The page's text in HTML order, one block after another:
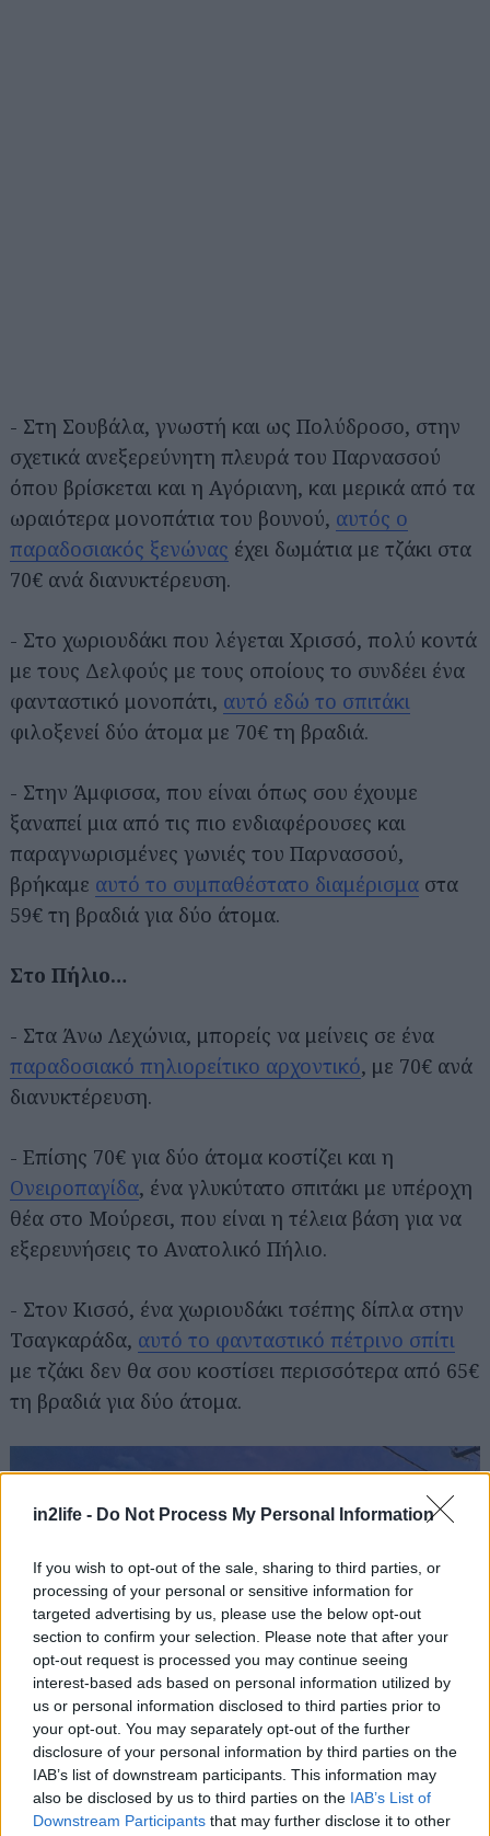
in2life - Do Not Process My Personal Information
If you wish to opt-out of the sale, sharing to third parties, or
processing of your personal or sensitive information for
targeted advertising by us, please use the below opt-out
section to confirm your selection. Please note that after your
opt-out request is processed you may continue seeing
interest-based ads based on personal information utilized by
us or personal information disclosed to third parties prior to
your opt-out. You may separately opt-out of the further
disclosure of your personal information by third parties on the
IAB’s list of downstream participants. This information may
also be disclosed by us to third parties on the IAB’s List of
Downstream Participants that may further disclose it to other
- Στη Σουβάλα, γνωστή και ως Πολύδροσο, στην
σχετικά ανεξερεύνητη πλευρά του Παρνασσού
όπου βρίσκεται και η Αγόριανη, και μερικά από τα
ωραιότερα μονοπάτια του βουνού, αυτός ο
παραδοσιακός ξενώνας έχει δωμάτια με τζάκι στα
70€ ανά διανυκτέρευση.
- Στο χωριουδάκι που λέγεται Χρισσό, πολύ κοντά
με τους Δελφούς με τους οποίους το συνδέει ένα
φανταστικό μονοπάτι, αυτό εδώ το σπιτάκι
φιλοξενεί δύο άτομα με 70€ τη βραδιά.
- Στην Άμφισσα, που είναι όπως σου έχουμε
ξαναπεί μια από τις πιο ενδιαφέρουσες και
παραγνωρισμένες γωνιές του Παρνασσού,
βρήκαμε αυτό το συμπαθέστατο διαμέρισμα στα
59€ τη βραδιά για δύο άτομα.
Στο Πήλιο…
- Στα Άνω Λεχώνια, μπορείς να μείνεις σε ένα
παραδοσιακό πηλιορείτικο αρχοντικό, με 70€ ανά
διανυκτέρευση.
- Επίσης 70€ για δύο άτομα κοστίζει και η
Ονειροπαγίδα, ένα γλυκύτατο σπιτάκι με υπέροχη
θέα στο Μούρεσι, που είναι η τέλεια βάση για να
εξερευνήσεις το Ανατολικό Πήλιο.
- Στον Κισσό, ένα χωριουδάκι τσέπης δίπλα στην
Τσαγκαράδα, αυτό το φανταστικό πέτρινο σπίτι
με τζάκι δεν θα σου κοστίσει περισσότερα από 65€
τη βραδιά για δύο άτομα.
Αναζήτηση
για...